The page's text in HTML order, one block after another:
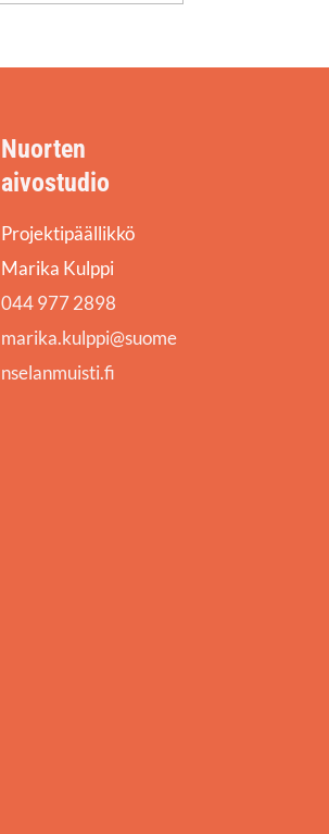
Nuorten
aivostudio
Projektipäällikkö
Marika Kulppi
044 977 2898
marika.kulppi@suome
nselanmuisti.fi